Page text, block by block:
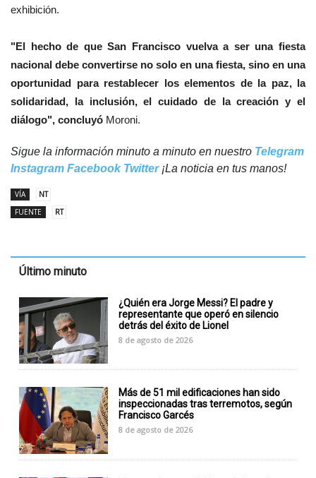
exhibición.
"El hecho de que San Francisco vuelva a ser una fiesta
nacional debe convertirse no solo en una fiesta, sino en una
oportunidad para restablecer los elementos de la paz, la
solidaridad, la inclusión, el cuidado de la creación y el
diálogo", concluyó Moroni.
Sigue la información minuto a minuto en nuestro Telegram
Instagram Facebook Twitter¡La noticia en tus manos!
VÍA
NT
FUENTE
RT
Último minuto
¿Quién era Jorge Messi? El padre y
representante que operó en silencio
detrás del éxito de Lionel
8 de agosto de 2026
Más de 51 mil edificaciones han sido
inspeccionadas tras terremotos, según
Francisco Garcés
8 de agosto de 2026